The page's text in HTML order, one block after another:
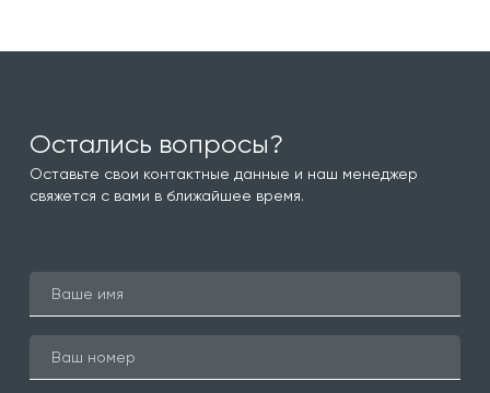
Остались вопросы?
Оставьте свои контактные данные и наш менеджер
свяжется с вами в ближайшее время.